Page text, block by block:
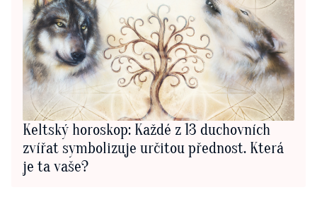
Keltský horoskop: Každé z 13 duchovních
zvířat symbolizuje určitou přednost. Která
je ta vaše?